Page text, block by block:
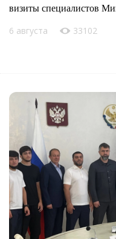
визиты специалистов
6 августа 33102